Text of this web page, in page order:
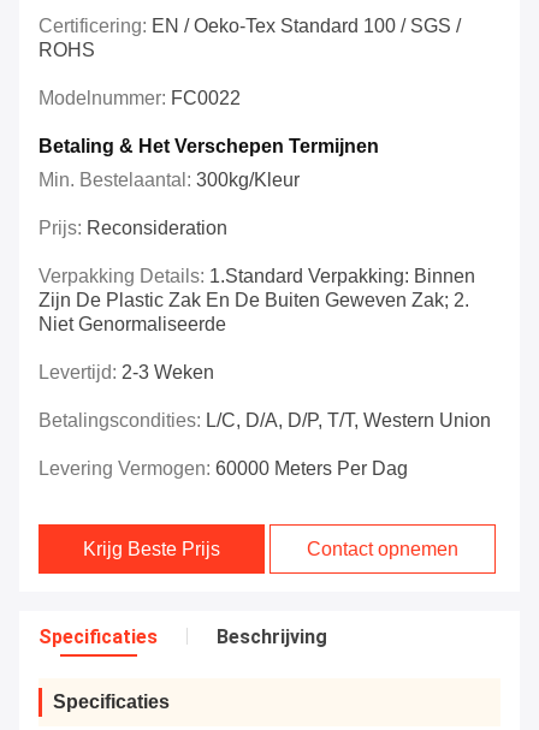
Certificering: EN / Oeko-Tex Standard 100 / SGS /
ROHS
Modelnummer: FC0022
Betaling & Het Verschepen Termijnen
Min. Bestelaantal: 300kg/kleur
Prijs: Reconsideration
Verpakking Details: 1.Standard Verpakking: Binnen
Zijn De Plastic Zak En De Buiten Geweven Zak; 2.
Niet Genormaliseerde
Levertijd: 2-3 Weken
Betalingscondities: L/C, D/A, D/P, T/T, Western Union
Levering Vermogen: 60000 Meters Per Dag
Krijg Beste Prijs Contact opnemen
Specificaties Beschrijving
Specificaties